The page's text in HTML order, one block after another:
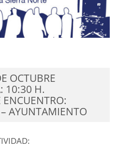
OCTUBRE
10:30 H.
AYUNTAMIENTO